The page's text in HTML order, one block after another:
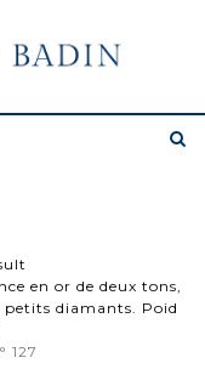
en or de deux tons,
petits diamants. Poid
127